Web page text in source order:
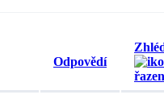
Odpovědí